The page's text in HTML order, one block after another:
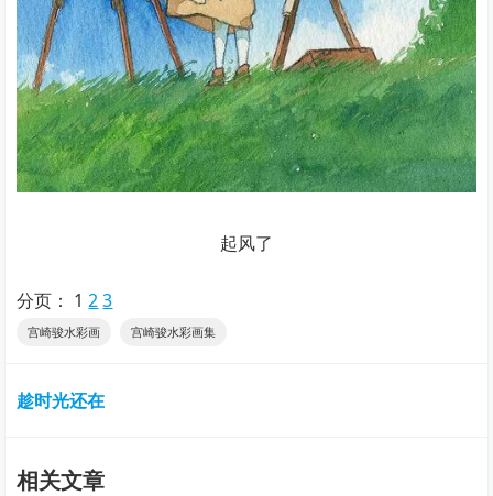
起风了
分页： 1 2 3
宫崎骏水彩画 宫崎骏水彩画集
趁时光还在
相关文章